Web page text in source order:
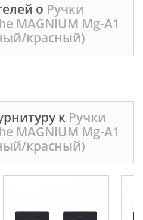
о Ручки
MAGNIUM Mg-A1
красный)
к Ручки
MAGNIUM Mg-A1
красный)